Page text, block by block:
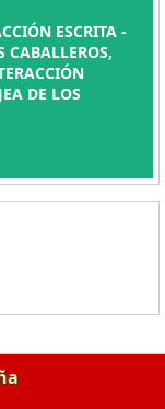
ESCRITA -
CABALLEROS,
DE LOS